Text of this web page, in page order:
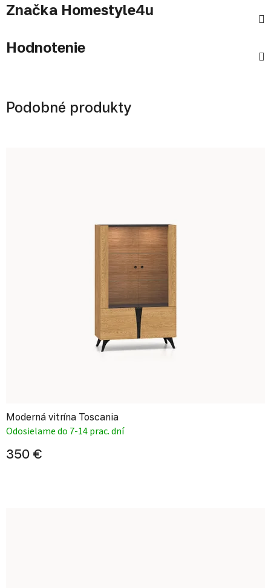
Značka Homestyle4u
Hodnotenie
Podobné produkty
Moderná vitrína Toscania
Odosielame do 7-14 prac. dní
350 €